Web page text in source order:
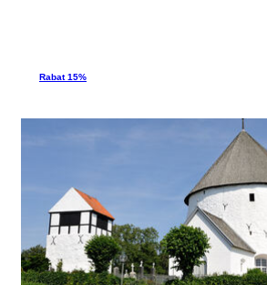
Rabat 15%